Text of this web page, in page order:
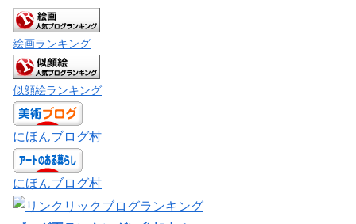
絵画ランキング
似顔絵ランキング
にほんブログ村
にほんブログ村